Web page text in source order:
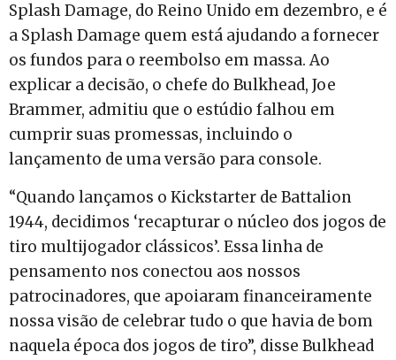
Splash Damage, do Reino Unido em dezembro, e é
a Splash Damage quem está ajudando a fornecer
os fundos para o reembolso em massa. Ao
explicar a decisão, o chefe do Bulkhead, Joe
Brammer, admitiu que o estúdio falhou em
cumprir suas promessas, incluindo o
lançamento de uma versão para console.
“Quando lançamos o Kickstarter de Battalion
1944, decidimos ‘recapturar o núcleo dos jogos de
tiro multijogador clássicos’. Essa linha de
pensamento nos conectou aos nossos
patrocinadores, que apoiaram financeiramente
nossa visão de celebrar tudo o que havia de bom
naquela época dos jogos de tiro”, disse Bulkhead